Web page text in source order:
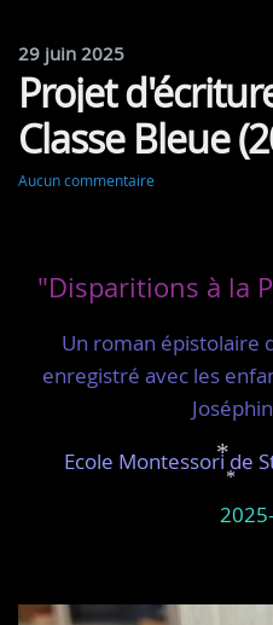
29 juin 2025
Projet
Classe Bleue
Aucun commentaire
"Disparitions à la
Un roman épistolaire
enregistré avec les
Ecole Montessori de